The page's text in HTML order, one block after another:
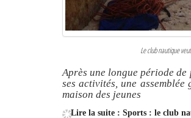
Le club nautique
Après une longue période
ses activités, une
maison des jeunes
Lire la suite : Sports : le club